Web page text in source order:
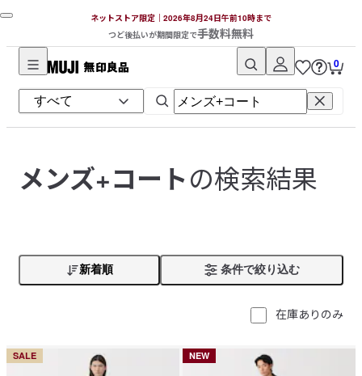
ネットストア限定｜2026年8月24日午前10時まで
つど後払いが期間限定で手数料無料
無
印
良
ネ
ッ
0
メンズ+コートの検索結果
新着順 条件で絞り込む
在庫ありのみ
SALE NEW